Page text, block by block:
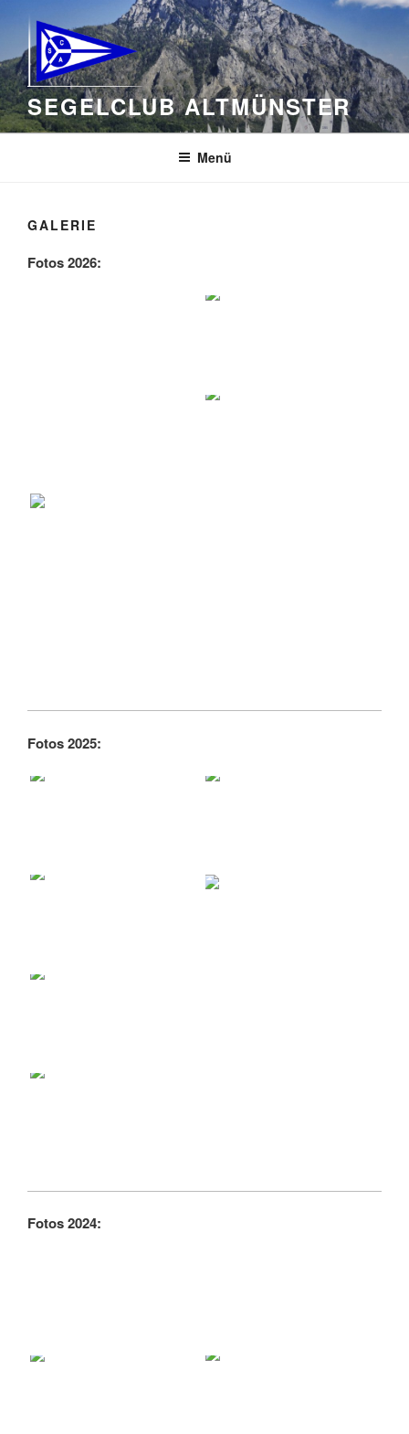
Inhalt
springen
SEGELCLUB ALTMÜNSTER
Menü
GALERIE
Fotos 2026:
Fotos 2025:
Fotos 2024: